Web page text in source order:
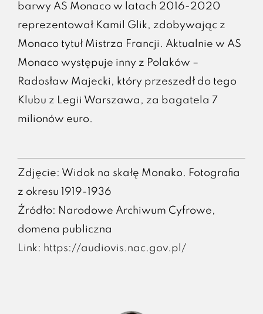
barwy AS Monaco w latach 2016-2020
reprezentował Kamil Glik, zdobywając z
Monaco tytuł Mistrza Francji. Aktualnie w AS
Monaco występuje inny z Polaków –
Radosław Majecki, który przeszedł do tego
Klubu z Legii Warszawa, za bagatela 7
milionów euro.
Zdjęcie: Widok na skałę Monako. Fotografia
z okresu 1919-1936
Źródło: Narodowe Archiwum Cyfrowe,
domena publiczna
Link: https://audiovis.nac.gov.pl/